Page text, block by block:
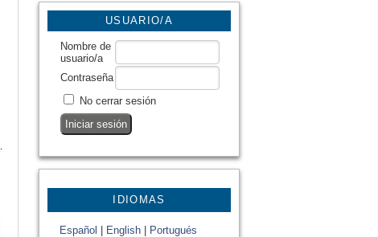
USUARIO/A
Nombre de
usuario/a
Contraseña
No cerrar sesión
IDIOMAS
Español English Portugués